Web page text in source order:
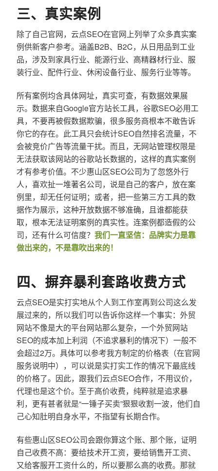
三、真实案例
除了自己官网，云点SEO在官网上列举了众多真实案
例供新客户参考。涵盖B2B、B2C，从日用品到工业
品，涉及到家具行业、能源行业、高精器材行业、服
装行业、配件行业、休闲设备行业、服务行业等等。
所有案例均含具体网址，真实可查，有数据效果展
示。数据来自Google官方站长工具，谷歌SEO必用工
具，不要再被假数据欺骗，很多服务商根本不敢告诉
你它的存在。此工具只会统计SEO自然排名流量，不
会被竞价广告等流量干扰。而且，无网站管理权限是
无法获取该网站的谷歌站长数据的，这样的真实案例
才有参考价值。不少惠山区SEO公司为了忽悠外行
人，喜欢扯一堆著名公司，说是自己的客户，放在案
例里，却无任何证明；或者，把一些第三方工具的数
据作为展示，这种开放数据不够准确，且谁都能获
取，根本无法证明案例的真实性。连案例都造假的公
司，还有什么可信度？ 我们一直坚信：品牌实力是靠
做出来的，不是靠吹出来的！
四、摒弃暴利套路收费方式
云点SEO是实打实地从个人到工作室再到公司这么发
展过来的，所以我们可以告诉你这样一个事实：外贸
网站不像是大的平台网站那么复杂，一个外贸网站
SEO的成本加上利润（不追求暴利的情况下）一般不
会超过2万。具体可以参考我方制定的价格表（在官网
服务说明中），可以说是实打实工作的情况下最底线
的价格了。因此，跟我们云点SEO合作，不用议价，
代理也是这个价。至于高价收费，纯粹就是追求暴
利，更有甚者就是“一锤子买卖”狠狠收割一波，他们自
己心知肚明自身水平，不指望有长期合作。
有些惠山区SEO公司会跟你算这个账、那个账，证明
自己收费不高：要给技术开工资，要给销售开工资、
又给客服开工资什么的，所以要那么高的收费。那就